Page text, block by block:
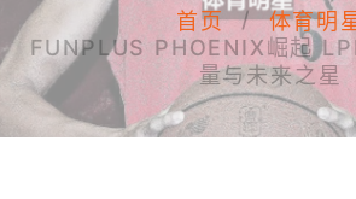
首页
体育明
FUNPLUS PHOENIX崛起
量与未来之星